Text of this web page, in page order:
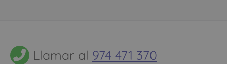
Llamar al 974 471 370